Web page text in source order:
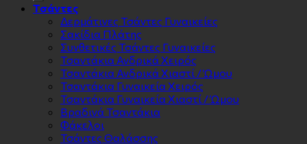
Τσάντες
Δερμάτινες Τσάντες Γυναικείες
Σακίδια Πλάτης
Συνθετικές Τσάντες Γυναικείες
Τσαντάκια Ανδρικά Χειρός
Τσαντάκια Ανδρικά Χιαστί / Ώμου
Τσαντάκια Γυναικεία Χειρός
Τσαντάκια Γυναικεία Χιαστί / Ώμου
Βραδινά Τσαντάκια
Φάκελοι
Τσάντες Θαλάσσης